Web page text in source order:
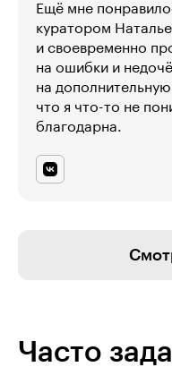
Ещё мне
куратором
и своевременно
на ошибки и
на
что я что-то не
благодарна.
Часто